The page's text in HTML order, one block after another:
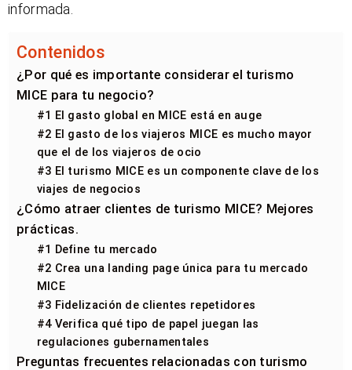
informada.
Contenidos
¿Por qué es importante considerar el turismo
MICE para tu negocio?
#1 El gasto global en MICE está en auge
#2 El gasto de los viajeros MICE es mucho mayor
que el de los viajeros de ocio
#3 El turismo MICE es un componente clave de los
viajes de negocios
¿Cómo atraer clientes de turismo MICE? Mejores
prácticas.
#1 Define tu mercado
#2 Crea una landing page única para tu mercado
MICE
#3 Fidelización de clientes repetidores
#4 Verifica qué tipo de papel juegan las
regulaciones gubernamentales
Preguntas frecuentes relacionadas con turismo